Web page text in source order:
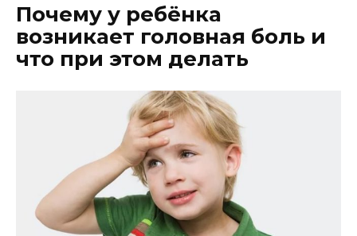
Почему у ребёнка
возникает головная боль и
что при этом делать